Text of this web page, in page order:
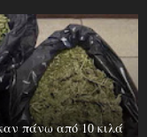
πάνω από 10 κιλά